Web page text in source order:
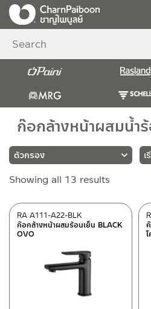
ก๊อกล้างหน้าผสมน้ำร้
แบรนด์
PAINI (5)
(1)
Showing all 13 results
latest
ก๊อกล้างหน้าผสมร้อนเย็น BLACK
OVO
RA A111-A22-BLK